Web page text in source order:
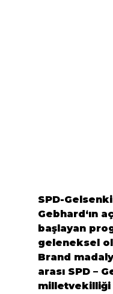
SPD-
Gebhard ‘ın
başlayan
geleneksel
Brand
arası SPD –
milletvekilliği